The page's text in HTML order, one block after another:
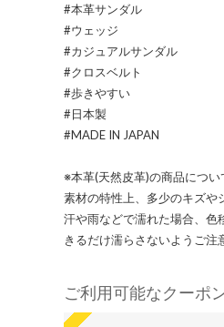
#本革サンダル
#ウェッジ
#カジュアルサンダル
#クロスベルト
#歩きやすい
#日本製
#MADE IN JAPAN
※本革(天然皮革)の商品につい
素材の特性上、多少のキズや
汗や雨などで濡れた場合、色
きるだけ濡らさないようご注
ご利用可能なクーポ